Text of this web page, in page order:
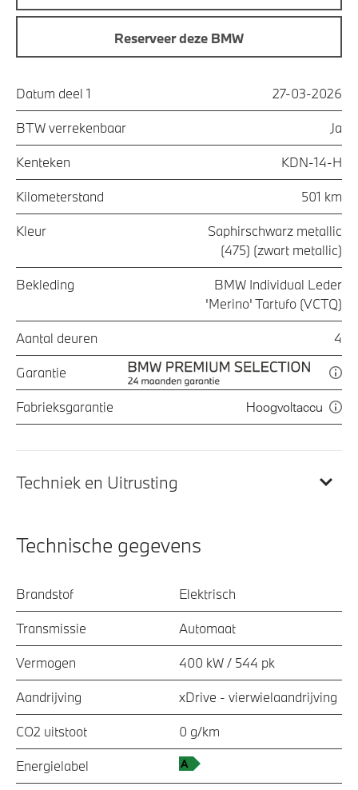
Reserveer deze BMW
Datum deel 1 27-03-2026
BTW verrekenbaar Ja
Kenteken KDN-14-H
Kilometerstand 501 km
Kleur
Saphirschwarz metallic
(475) (zwart metallic)
Bekleding
BMW Individual Leder
'Merino' Tartufo (VCTQ)
Aantal deuren 4
Garantie
Fabrieksgarantie Hoogvoltaccu
Techniek en Uitrusting
Technische gegevens
Brandstof Elektrisch
Transmissie Automaat
Vermogen 400 kW / 544 pk
Aandrijving xDrive - vierwielaandrijving
CO2 uitstoot 0 g/km
Energielabel